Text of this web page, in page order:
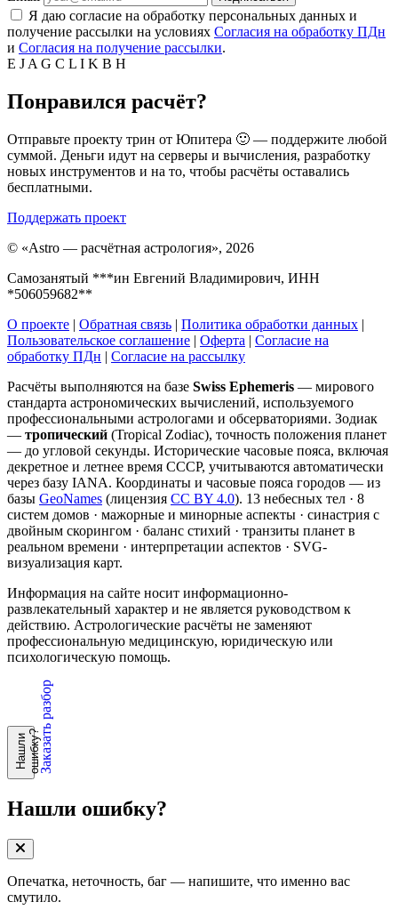
Я даю согласие на обработку персональных данных и
получение рассылки на условиях Согласия на обработку ПДн
и Согласия на получение рассылки.
E J A G C L I K B H
Понравился расчёт?
Отправьте проекту трин от Юпитера 🙂 — поддержите любой
суммой. Деньги идут на серверы и вычисления, разработку
новых инструментов и на то, чтобы расчёты оставались
бесплатными.
Поддержать проект
© «Astro — расчётная астрология», 2026
Самозанятый ***ин Евгений Владимирович, ИНН
*506059682**
О проекте | Обратная связь | Политика обработки данных |
Пользовательское соглашение | Оферта | Согласие на
обработку ПДн | Согласие на рассылку
Расчёты выполняются на базе Swiss Ephemeris — мирового
стандарта астрономических вычислений, используемого
профессиональными астрологами и обсерваториями. Зодиак
— тропический (Tropical Zodiac), точность положения планет
— до угловой секунды. Исторические часовые пояса, включая
декретное и летнее время СССР, учитываются автоматически
через базу IANA. Координаты и часовые пояса городов — из
базы GeoNames (лицензия CC BY 4.0). 13 небесных тел · 8
систем домов · мажорные и минорные аспекты · синастрия с
двойным скорингом · баланс стихий · транзиты планет в
реальном времени · интерпретации аспектов · SVG-
визуализация карт.
Информация на сайте носит информационно-
развлекательный характер и не является руководством к
действию. Астрологические расчёты не заменяют
профессиональную медицинскую, юридическую или
психологическую помощь.
Н
а
ш
л
и
о
ш
и
б
к
у?Заказать разбор
Нашли ошибку?
Опечатка, неточность, баг — напишите, что именно вас
смутило.